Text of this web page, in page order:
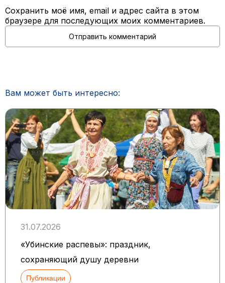
Сохранить моё имя, email и адрес сайта в этом
браузере для последующих моих комментариев.
Вам может быть интересно:
31.07.2026
«Убинские распевы»: праздник,
сохраняющий душу деревни
Публикации